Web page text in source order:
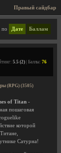
по Дате Баллам
5.5 (2) | Баллы: 76
(RPG) (3505)
of Titan -
пошаговая
которой
Сатурна!